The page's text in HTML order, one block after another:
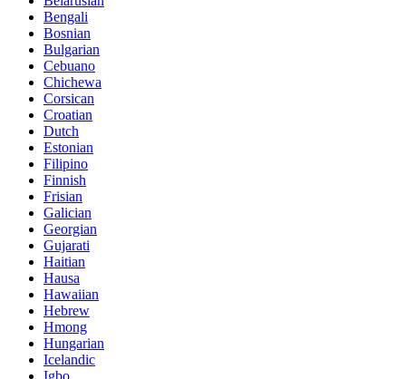
Bengali
Bosnian
Bulgarian
Cebuano
Chichewa
Corsican
Croatian
Dutch
Estonian
Filipino
Finnish
Frisian
Galician
Georgian
Gujarati
Haitian
Hausa
Hawaiian
Hebrew
Hmong
Hungarian
Icelandic
Igbo